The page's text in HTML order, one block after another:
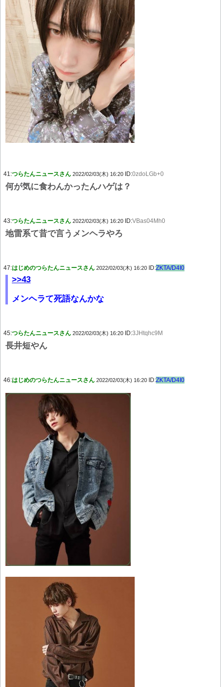
41:つらたんニュースさん 2022/02/03(木) 16:20 ID:0zdoLGb+0
何が気に食わんかったんハゲは？
43:つらたんニュースさん 2022/02/03(木) 16:20 ID:VBas04Mh0
地雷系て昔で言うメンヘラやろ
47:はじめのつらたんニュースさん 2022/02/03(木) 16:20 ID:ZKTA/D4I0
>>43
メンヘラて死語なんかな
45:つらたんニュースさん 2022/02/03(木) 16:20 ID:3JHtqhc9M
長井短やん
46:はじめのつらたんニュースさん 2022/02/03(木) 16:20 ID:ZKTA/D4I0